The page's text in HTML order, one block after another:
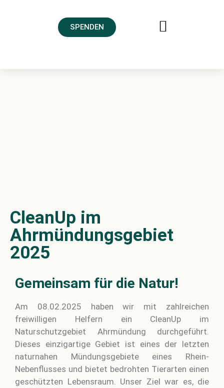
SPENDEN
CleanUp im
Ahrmündungsgebiet
2025
Gemeinsam für die Natur!
Am 08.02.2025 haben wir mit zahlreichen
freiwilligen Helfern ein CleanUp im
Naturschutzgebiet Ahrmündung durchgeführt.
Dieses einzigartige Gebiet ist eines der letzten
naturnahen Mündungsgebiete eines Rhein-
Nebenflusses und bietet bedrohten Tierarten einen
geschützten Lebensraum. Unser Ziel war es, die